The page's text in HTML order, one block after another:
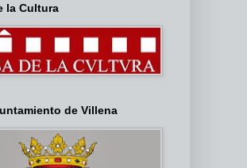
la Cultura
de Villena